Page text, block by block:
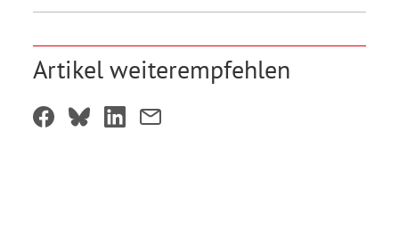
Artikel weiterempfehlen